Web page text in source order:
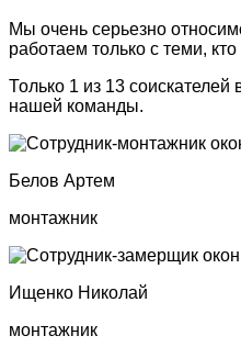
Мы очень серьезно
работаем только с теми,
Только 1 из 13 соискателей
нашей команды.
Белов Артем
монтажник
Ищенко Николай
монтажник